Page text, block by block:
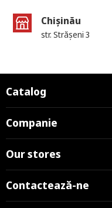
Chișinău
str. Strășeni 3
Catalog
Companie
Our stores
Contactează-ne